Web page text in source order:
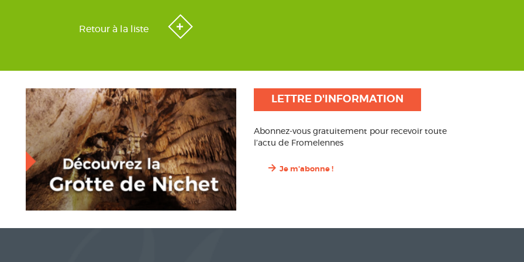
Retour à la liste
LETTRE D'INFORMATION
Abonnez-vous gratuitement pour recevoir toute
l’actu de Fromelennes
Je m'abonne !